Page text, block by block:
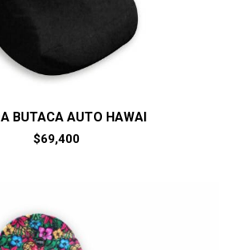
BUTACA AUTO HAWAI
$69,400